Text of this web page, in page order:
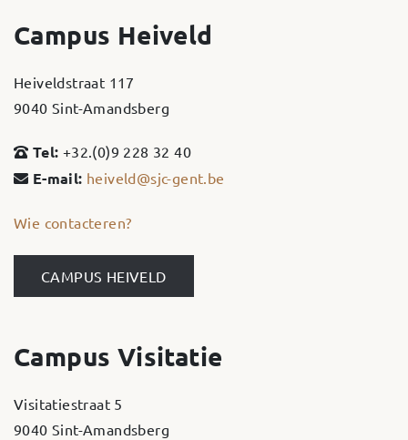
Campus Heiveld
Heiveldstraat 117
9040 Sint-Amandsberg
Tel: +32.(0)9 228 32 40
E-mail: heiveld@sjc-gent.be
Wie contacteren?
CAMPUS HEIVELD
Campus Visitatie
Visitatiestraat 5
9040 Sint-Amandsberg